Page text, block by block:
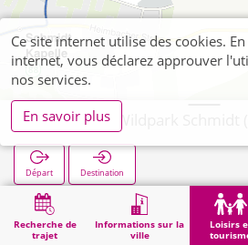
Recherche de
trajet
Informations sur la
ville
Loisirs
Départ Destination
Démarrage Loisirs et tourisme Nideggen,
Ce site internet utilise des cookies.
internet, vous déclarez approuver
nos services.
En savoir plus